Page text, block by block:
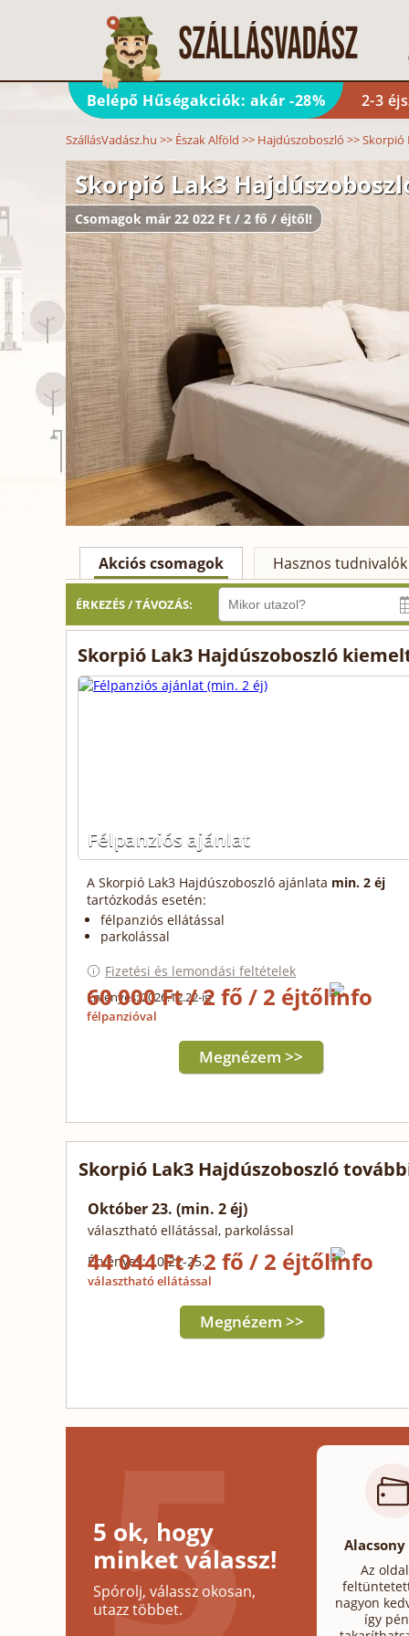
Belépő Hűségakciók: akár -28% 2-3
SzállásVadász.hu >> Észak Alföld >> Hajdúszoboszló >>Skorpió
Skorpió Lak3
Csomagok már 22 022 Ft / 2 fő / éjtől!
Akciós csomagok Hasznos tudnivalók
ÉRKEZÉS / TÁVOZÁS:
Skorpió Lak3 Hajdúszoboszló
Félpanziós ajánlat
A Skorpió Lak3 Hajdúszoboszló ajánlata min. 2 éj
tartózkodás esetén:
félpanziós ellátással
parkolással
Fizetési és lemondási feltételek
Érvényes: 2026.12.22-ig
60 000 Ft / 2 fő / 2 éjtől
félpanzióval
Megnézem >>
Skorpió Lak3 Hajdúszoboszló
Október 23. (min. 2 éj)
választható ellátással, parkolással
Érvényes: 10.22-25.
44 044 Ft / 2 fő / 2 éjtől
választható ellátással
Megnézem >>
5 ok, hogy
minket válassz!
Spórolj, válassz okosan,
utazz többet.
Az
nagyon
így